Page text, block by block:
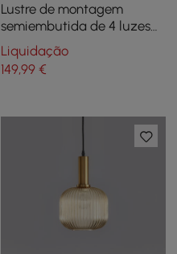
Lustre de montagem
semiembutida de 4 luzes
em vidro branco moderno
Liquidação
149,99€